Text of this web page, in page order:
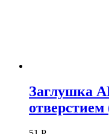
Заглушка